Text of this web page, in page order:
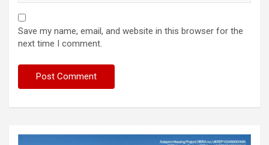
Save my name, email, and website in this browser for the
next time I comment.